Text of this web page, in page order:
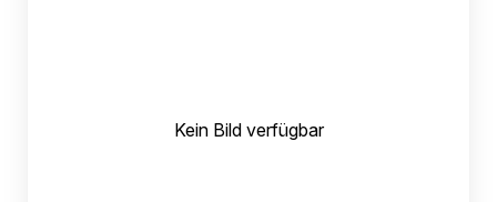
Kein Bild verfügbar